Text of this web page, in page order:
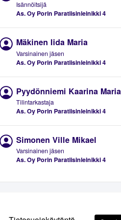
Isännöitsijä
As. Oy Porin Paratiisinleinikki 4
Mäkinen Iida Maria
Varsinainen jäsen
As. Oy Porin Paratiisinleinikki 4
Pyydönniemi Kaarina Maria
Tilintarkastaja
As. Oy Porin Paratiisinleinikki 4
Simonen Ville Mikael
Varsinainen jäsen
As. Oy Porin Paratiisinleinikki 4